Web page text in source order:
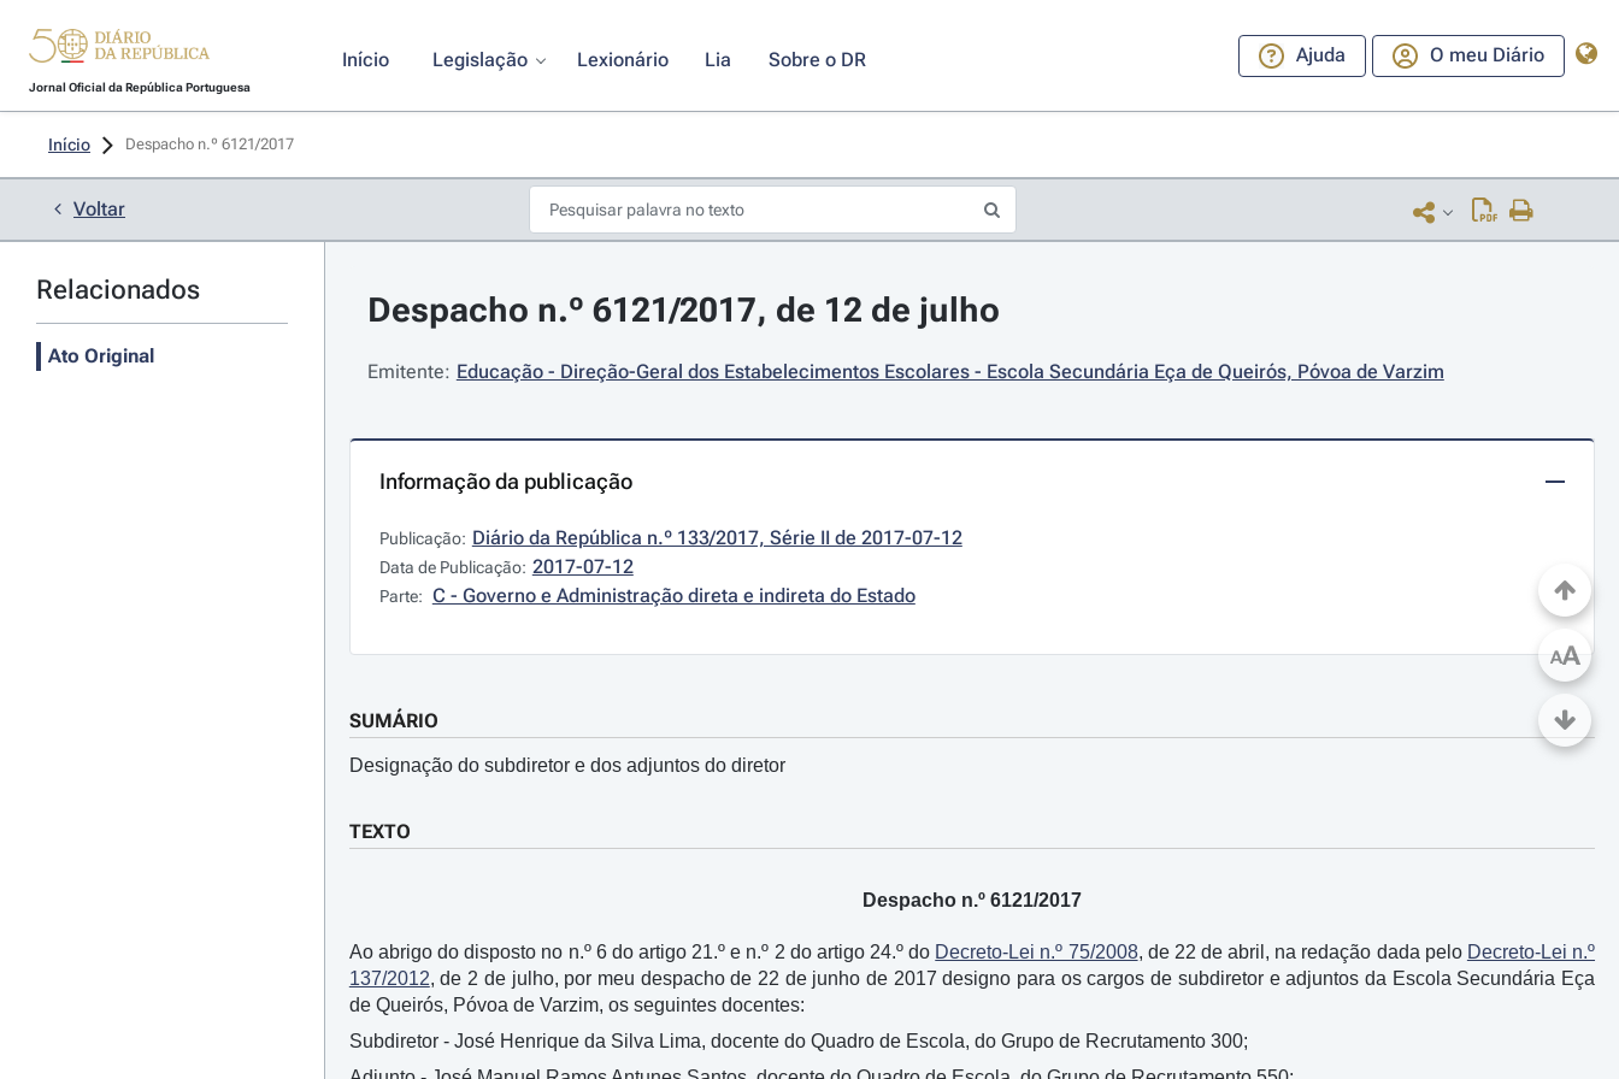
Jornal Oficial da República Portuguesa
Início Legislação Lexionário Lia Sobre o DR Ajuda O meu Diário
Início Despacho n.º 6121/2017
Voltar
Relacionados
Ato Original
Despacho n.º 6121/2017, de 12 de julho
Emitente: Educação - Direção-Geral dos Estabelecimentos Escolares - Escola Secundária Eça de Queirós, Póvoa de Varzim
Informação da publicação
Publicação: Diário da República n.º 133/2017, Série II de 2017-07-12
Data de Publicação: 2017-07-12
Parte: C - Governo e Administração direta e indireta do Estado
SUMÁRIO
Designação do subdiretor e dos adjuntos do diretor
TEXTO
Despacho n.º 6121/2017
Ao abrigo do disposto no n.º 6 do artigo 21.º e n.º 2 do artigo 24.º do Decreto-Lei n.º 75/2008, de 22 de abril, na redação dada pelo Decreto-Lei n.º
137/2012, de 2 de julho, por meu despacho de 22 de junho de 2017 designo para os cargos de subdiretor e adjuntos da Escola Secundária Eça
de Queirós, Póvoa de Varzim, os seguintes docentes:
Subdiretor - José Henrique da Silva Lima, docente do Quadro de Escola, do Grupo de Recrutamento 300;
AA